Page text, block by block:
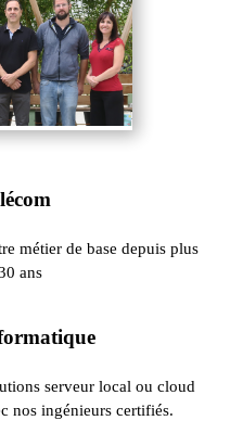
métier de base depuis plus
ans
serveur local ou cloud
nos ingénieurs certifiés.